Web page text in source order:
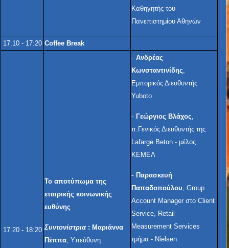
Καθηγητής του
Πανεπιστημίου Αθηνών
17:10 - 17:20 Coffee Break
17:20 - 18:20
Το αποτύπωμα της
εταιρικής κοινωνικής
ευθύνης
Συντονίστρια: Μαριάννα
Πέππα, Υπεύθυνη
- Ανδρέας
Κωνσταντινίδης,
Εμπορικός Διευθυντής
Yuboto
- Γεώργιος Βλάχος,
π.Γενικός Διευθυντής της
Lafarge Beton - μέλος
ΚΕΜΕΛ
- Παρασκευή
Παπαδοπούλου, Group
Account Manager στο Client
Service, Retail
Measurement Services
τμήμα - Nielsen